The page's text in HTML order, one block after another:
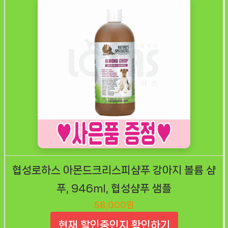
협성로하스 아몬드크리스피샴푸 강아지 볼륨 샴
푸, 946ml, 협성샴푸 샘플
58,000원
현재 할인중인지 확인하기